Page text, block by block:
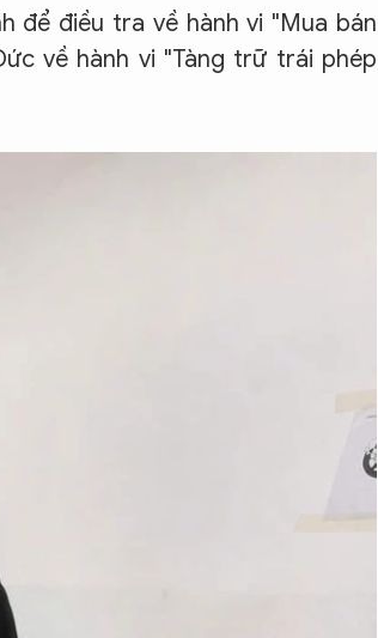
để điều tra về hành vi "Mua bán
về hành vi "Tàng trữ trái phép